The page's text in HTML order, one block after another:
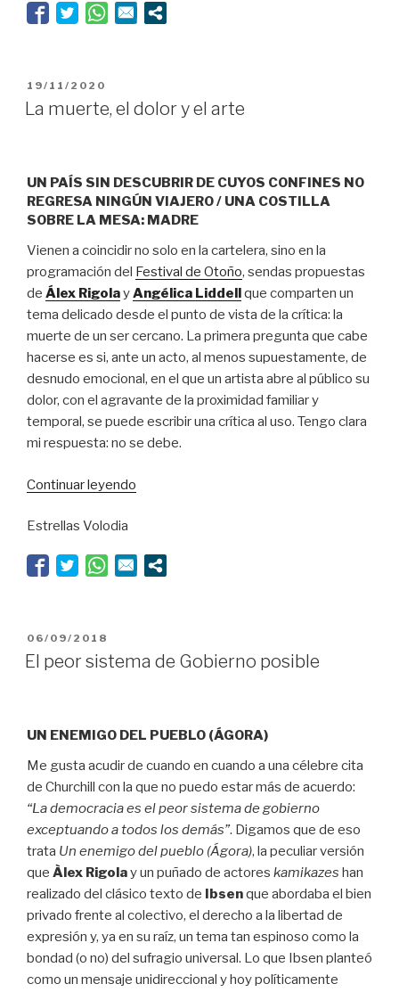
PUBLICADO
EL
19/11/2020
La muerte, el dolor y el arte
UN PAÍS SIN DESCUBRIR DE CUYOS CONFINES NO
REGRESA NINGÚN VIAJERO / UNA COSTILLA
SOBRE LA MESA: MADRE
Vienen a coincidir no solo en la cartelera, sino en la
programación del Festival de Otoño, sendas propuestas
de Álex RigolayAngélica Liddellque comparten un
tema delicado desde el punto de vista de la crítica: la
muerte de un ser cercano. La primera pregunta que cabe
hacerse es si, ante un acto, al menos supuestamente, de
desnudo emocional, en el que un artista abre al público su
dolor, con el agravante de la proximidad familiar y
temporal, se puede escribir una crítica al uso. Tengo clara
mi respuesta: no se debe.
Continuar leyendo
y
Estrellas Volodia
PUBLICADO
EL
06/09/2018
El peor sistema de Gobierno posible
UN ENEMIGO DEL PUEBLO (ÁGORA)
Me gusta acudir de cuando en cuando a una célebre cita
de Churchill con la que no puedo estar más de acuerdo:
“La democraciaes el peor sistema de gobierno
exceptuando a todos los demás”. Digamos que de eso
trata Un enemigo del pueblo (Ágora), la peculiar versión
que Àlex Rigolay un puñado de actores kamikazes han
realizado del clásico texto de Ibsenque abordaba el bien
privado frente al colectivo, el derecho a la libertad de
expresión y, ya en su raíz, un tema tan espinoso como la
bondad (o no) del sufragio universal. Lo que Ibsen planteó
como un mensaje unidireccional y hoy políticamente